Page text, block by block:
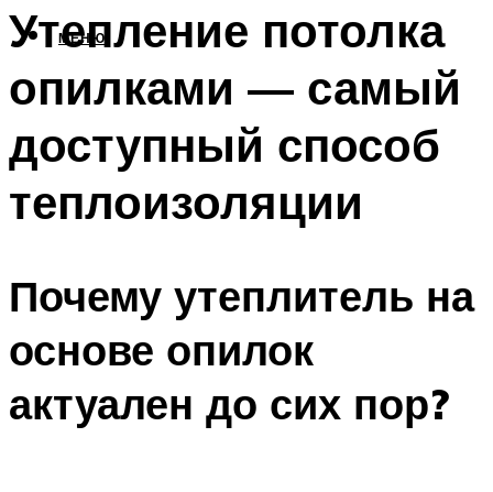
МЕНЮ
Утепление потолка
опилками — самый
доступный способ
теплоизоляции
Почему утеплитель на
основе опилок
актуален до сих пор?